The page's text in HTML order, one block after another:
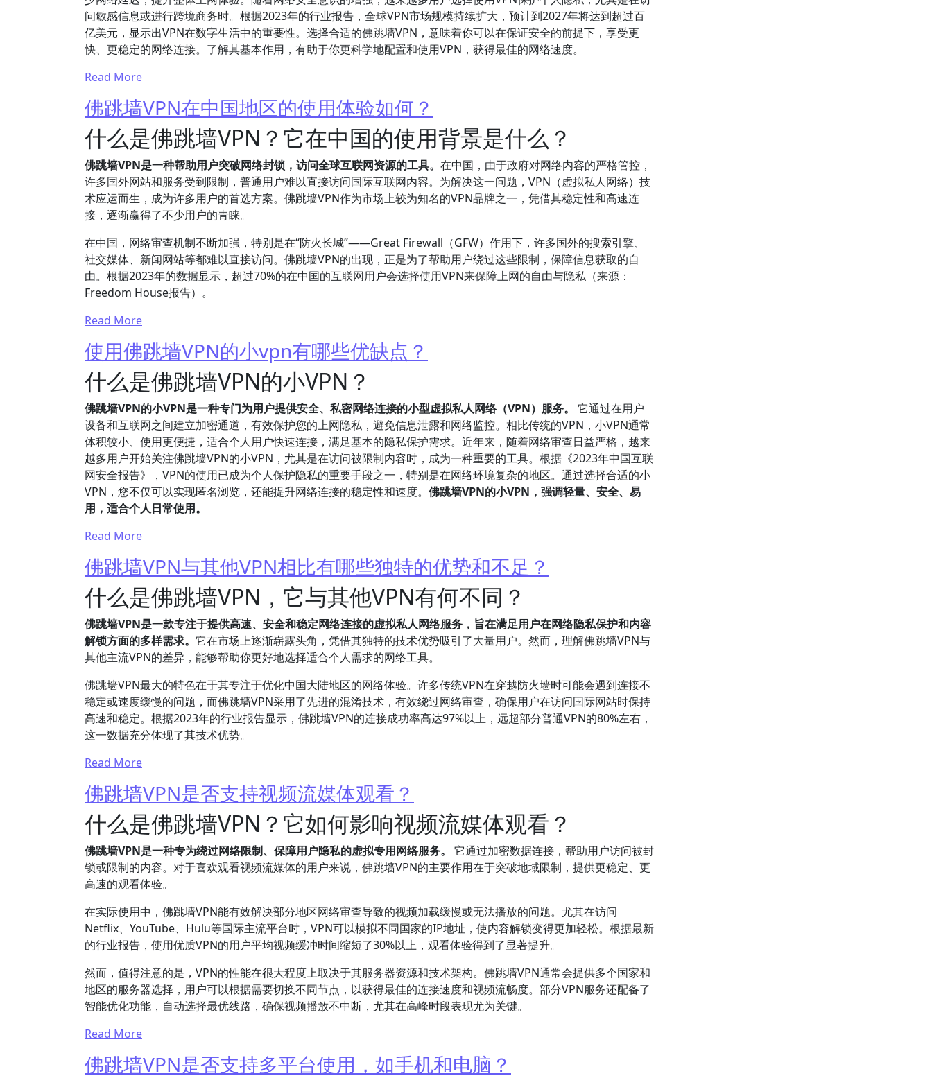
问敏感信息或进行跨境商务时。根据2023年的行业报告，全球VPN市场规模持续扩大，预计到2027年将达到超过百
亿美元，显示出VPN在数字生活中的重要性。选择合适的佛跳墙VPN，意味着你可以在保证安全的前提下，享受更
快、更稳定的网络连接。了解其基本作用，有助于你更科学地配置和使用VPN，获得最佳的网络速度。
Read More
佛跳墙VPN在中国地区的使用体验如何？
什么是佛跳墙VPN？它在中国的使用背景是什么？
佛跳墙VPN是一种帮助用户突破网络封锁，访问全球互联网资源的工具。 在中国，由于政府对网络内容的严格管控，
许多国外网站和服务受到限制，普通用户难以直接访问国际互联网内容。为解决这一问题，VPN（虚拟私人网络）技
术应运而生，成为许多用户的首选方案。佛跳墙VPN作为市场上较为知名的VPN品牌之一，凭借其稳定性和高速连
接，逐渐赢得了不少用户的青睐。
在中国，网络审查机制不断加强，特别是在“防火长城”——Great Firewall（GFW）作用下，许多国外的搜索引擎、
社交媒体、新闻网站等都难以直接访问。佛跳墙VPN的出现，正是为了帮助用户绕过这些限制，保障信息获取的自
由。根据2023年的数据显示，超过70%的在中国的互联网用户会选择使用VPN来保障上网的自由与隐私（来源：
Freedom House报告）。
Read More
使用佛跳墙VPN的小vpn有哪些优缺点？
什么是佛跳墙VPN的小VPN？
佛跳墙VPN的小VPN是一种专门为用户提供安全、私密网络连接的小型虚拟私人网络（VPN）服务。
它通过在用户
设备和互联网之间建立加密通道，有效保护您的上网隐私，避免信息泄露和网络监控。相比传统的VPN，小VPN通常
体积较小、使用更便捷，适合个人用户快速连接，满足基本的隐私保护需求。近年来，随着网络审查日益严格，越来
越多用户开始关注佛跳墙VPN的小VPN，尤其是在访问被限制内容时，成为一种重要的工具。根据《2023年中国互联
网安全报告》，VPN的使用已成为个人保护隐私的重要手段之一，特别是在网络环境复杂的地区。通过选择合适的小
VPN，您不仅可以实现匿名浏览，还能提升网络连接的稳定性和速度。 佛跳墙VPN的小VPN，强调轻量、安全、易
用，适合个人日常使用。
Read More
佛跳墙VPN与其他VPN相比有哪些独特的优势和不足？
什么是佛跳墙VPN，它与其他VPN有何不同？
佛跳墙VPN是一款专注于提供高速、安全和稳定网络连接的虚拟私人网络服务，旨在满足用户在网络隐私保护和内容
解锁方面的多样需求。 它在市场上逐渐崭露头角，凭借其独特的技术优势吸引了大量用户。然而，理解佛跳墙VPN与
其他主流VPN的差异，能够帮助你更好地选择适合个人需求的网络工具。
佛跳墙VPN最大的特色在于其专注于优化中国大陆地区的网络体验。许多传统VPN在穿越防火墙时可能会遇到连接不
稳定或速度缓慢的问题，而佛跳墙VPN采用了先进的混淆技术，有效绕过网络审查，确保用户在访问国际网站时保持
高速和稳定。根据2023年的行业报告显示，佛跳墙VPN的连接成功率高达97%以上，远超部分普通VPN的80%左右，
这一数据充分体现了其技术优势。
Read More
佛跳墙VPN是否支持视频流媒体观看？
什么是佛跳墙VPN？它如何影响视频流媒体观看？
佛跳墙VPN是一种专为绕过网络限制、保障用户隐私的虚拟专用网络服务。
它通过加密数据连接，帮助用户访问被封
锁或限制的内容。对于喜欢观看视频流媒体的用户来说，佛跳墙VPN的主要作用在于突破地域限制，提供更稳定、更
高速的观看体验。
在实际使用中，佛跳墙VPN能有效解决部分地区网络审查导致的视频加载缓慢或无法播放的问题。尤其在访问
Netflix、YouTube、Hulu等国际主流平台时，VPN可以模拟不同国家的IP地址，使内容解锁变得更加轻松。根据最新
的行业报告，使用优质VPN的用户平均视频缓冲时间缩短了30%以上，观看体验得到了显著提升。
然而，值得注意的是，VPN的性能在很大程度上取决于其服务器资源和技术架构。佛跳墙VPN通常会提供多个国家和
地区的服务器选择，用户可以根据需要切换不同节点，以获得最佳的连接速度和视频流畅度。部分VPN服务还配备了
智能优化功能，自动选择最优线路，确保视频播放不中断，尤其在高峰时段表现尤为关键。
Read More
佛跳墙VPN是否支持多平台使用，如手机和电脑？